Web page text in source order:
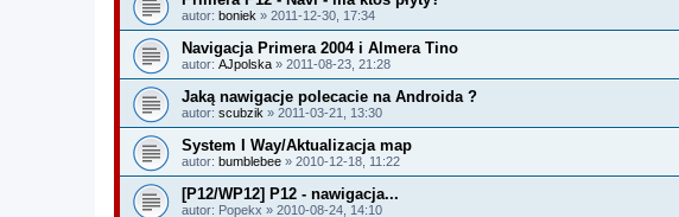
autor: boniek » 2011-12-30, 17:34
Navigacja Primera 2004 i Almera Tino
autor: AJpolska » 2011-08-23, 21:28
Jaką nawigacje polecacie na Androida ?
autor: scubzik » 2011-03-21, 13:30
System I Way/Aktualizacja map
autor: bumblebee » 2010-12-18, 11:22
[P12/WP12] P12 - nawigacja...
autor: Popekx » 2010-08-24, 14:10